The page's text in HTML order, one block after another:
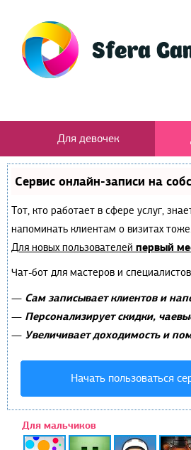
Для девочек
Сервис онлайн-записи на
Тот, кто работает в сфере услуг,
напоминать клиентам о визитах
Для новых пользователей первый
Чат-бот для мастеров и
— Сам записывает клиентов и
— Персонализирует скидки,
— Увеличивает доходимость и
Начать пользоваться
Для мальчиков